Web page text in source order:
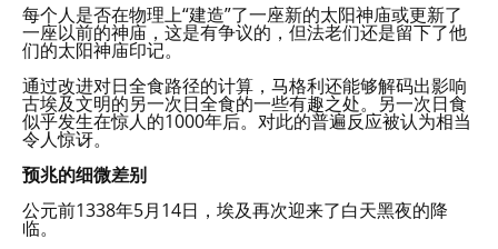
每个人是否在物理上“建造”了一座新的太阳神庙或更新了
一座以前的神庙，这是有争议的，但法老们还是留下了他
们的太阳神庙印记。
通过改进对日全食路径的计算，马格利还能够解码出影响
古埃及文明的另一次日全食的一些有趣之处。另一次日食
似乎发生在惊人的1000年后。对此的普遍反应被认为相当
令人惊讶。
预兆的细微差别
公元前1338年5月14日，埃及再次迎来了白天黑夜的降
临。